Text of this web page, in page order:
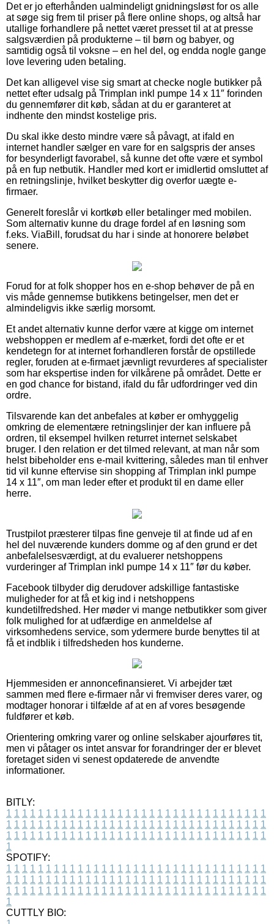
Det er jo efterhånden ualmindeligt gnidningsløst for os alle
at søge sig frem til priser på flere online shops, og altså har
utallige forhandlere på nettet været presset til at at presse
salgsværdien på produkterne – til børn og babyer, og
samtidig også til voksne – en hel del, og endda nogle gange
love levering uden betaling.
Det kan alligevel vise sig smart at checke nogle butikker på
nettet efter udsalg på Trimplan inkl pumpe 14 x 11″ forinden
du gennemfører dit køb, sådan at du er garanteret at
indhente den mindst kostelige pris.
Du skal ikke desto mindre være så påvagt, at ifald en
internet handler sælger en vare for en salgspris der anses
for besynderligt favorabel, så kunne det ofte være et symbol
på en fup netbutik. Handler med kort er imidlertid omsluttet af
en retningslinje, hvilket beskytter dig overfor uægte e-
firmaer.
Generelt foreslår vi kortkøb eller betalinger med mobilen.
Som alternativ kunne du drage fordel af en løsning som
f.eks. ViaBill, forudsat du har i sinde at honorere beløbet
senere.
Forud for at folk shopper hos en e-shop behøver de på en
vis måde gennemse butikkens betingelser, men det er
almindeligvis ikke særlig morsomt.
Et andet alternativ kunne derfor være at kigge om internet
webshoppen er medlem af e-mærket, fordi det ofte er et
kendetegn for at internet forhandleren forstår de opstillede
regler, foruden at e-firmaet jævnligt revurderes af specialister
som har ekspertise inden for vilkårene på området. Dette er
en god chance for bistand, ifald du får udfordringer ved din
ordre.
Tilsvarende kan det anbefales at køber er omhyggelig
omkring de elementære retningslinjer der kan influere på
ordren, til eksempel hvilken returret internet selskabet
bruger. I den relation er det tilmed relevant, at man når som
helst bibeholder ens e-mail kvittering, således man til enhver
tid vil kunne eftervise sin shopping af Trimplan inkl pumpe
14 x 11″, om man leder efter et produkt til en dame eller
herre.
Trustpilot præsterer tilpas fine genveje til at finde ud af en
hel del nuværende kunders domme og af den grund er det
anbefalelsesværdigt, at du evaluerer netshoppens
vurderinger af Trimplan inkl pumpe 14 x 11″ før du køber.
Facebook tilbyder dig derudover adskillige fantastiske
muligheder for at få et kig ind i netshoppens
kundetilfredshed. Her møder vi mange netbutikker som giver
folk mulighed for at udfærdige en anmeldelse af
virksomhedens service, som ydermere burde benyttes til at
få et indblik i tilfredsheden hos kunderne.
Hjemmesiden er annoncefinansieret. Vi arbejder tæt
sammen med flere e-firmaer når vi fremviser deres varer, og
modtager honorar i tilfælde af at en af vores besøgende
fuldfører et køb.
Orientering omkring varer og online selskaber ajourføres tit,
men vi påtager os intet ansvar for forandringer der er blevet
foretaget siden vi senest opdaterede de anvendte
informationer.
BITLY:
1 1 1 1 1 1 1 1 1 1 1 1 1 1 1 1 1 1 1 1 1 1 1 1 1 1 1 1 1 1 1 1 1
1 1 1 1 1 1 1 1 1 1 1 1 1 1 1 1 1 1 1 1 1 1 1 1 1 1 1 1 1 1 1 1 1
1 1 1 1 1 1 1 1 1 1 1 1 1 1 1 1 1 1 1 1 1 1 1 1 1 1 1 1 1 1 1 1 1
1
SPOTIFY:
1 1 1 1 1 1 1 1 1 1 1 1 1 1 1 1 1 1 1 1 1 1 1 1 1 1 1 1 1 1 1 1 1
1 1 1 1 1 1 1 1 1 1 1 1 1 1 1 1 1 1 1 1 1 1 1 1 1 1 1 1 1 1 1 1 1
1 1 1 1 1 1 1 1 1 1 1 1 1 1 1 1 1 1 1 1 1 1 1 1 1 1 1 1 1 1 1 1 1
1
CUTTLY BIO: